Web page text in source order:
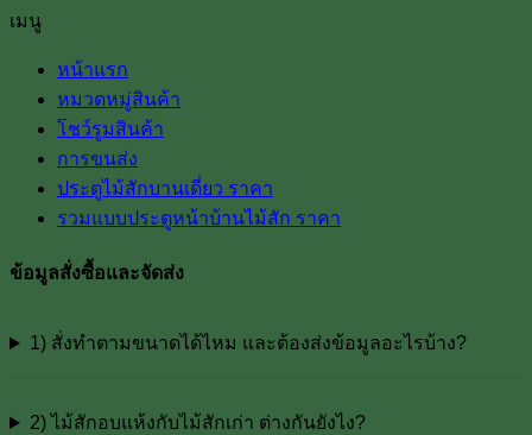
เมนู
หน้าแรก
หมวดหมู่สินค้า
โชว์รูมสินค้า
การขนส่ง
ประตูไม้สักบานเดี่ยว ราคา
รวมแบบประตูหน้าบ้านไม้สัก ราคา
ข้อมูลสั่งซื้อและจัดส่ง
1) สั่งทำตามขนาดได้ไหม และต้องส่งข้อมูลอะไรบ้าง?
2) ไม้สักอบแห้งกับไม้สักเก่า ต่างกันยังไง?